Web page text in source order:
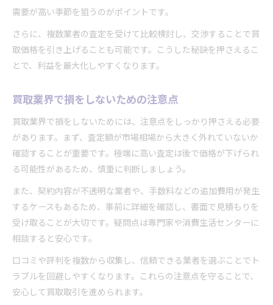
需要が高い季節を狙うのがポイントです。
さらに、複数業者の査定を受けて比較検討し、交渉することで買
取価格を引き上げることも可能です。こうした秘訣を押さえるこ
とで、利益を最大化しやすくなります。
買取業界で損をしないための注意点
買取業界で損をしないためには、注意点をしっかり押さえる必要
があります。まず、査定額が市場相場から大きく外れていないか
確認することが重要です。極端に高い査定は後で価格が下げられ
る可能性があるため、慎重に判断しましょう。
また、契約内容が不透明な業者や、手数料などの追加費用が発生
するケースもあるため、事前に詳細を確認し、書面で見積もりを
受け取ることが大切です。疑問点は専門家や消費生活センターに
相談すると安心です。
口コミや評判を複数から収集し、信頼できる業者を選ぶことでト
ラブルを回避しやすくなります。これらの注意点を守ることで、
安心して買取取引を進められます。